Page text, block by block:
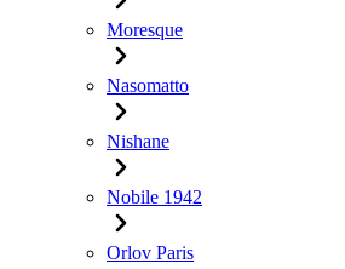
Moresque
Nasomatto
Nishane
Nobile 1942
Orlov Paris